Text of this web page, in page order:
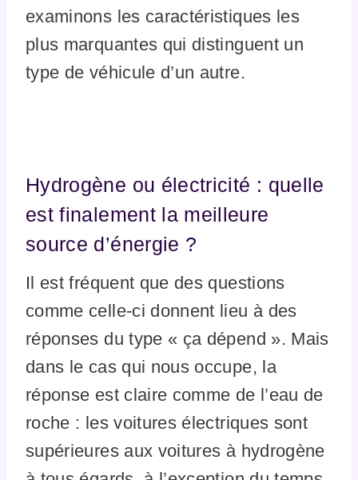
examinons les caractéristiques les
plus marquantes qui distinguent un
type de véhicule d’un autre.
Hydrogène ou électricité : quelle
est finalement la meilleure
source d’énergie ?
Il est fréquent que des questions
comme celle-ci donnent lieu à des
réponses du type « ça dépend ». Mais
dans le cas qui nous occupe, la
réponse est claire comme de l’eau de
roche : les voitures électriques sont
supérieures aux voitures à hydrogène